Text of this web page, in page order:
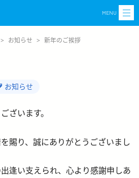
MENU
> お知らせ > 新年のご挨拶
お知らせ
ざいます。
賜り、誠にありがとうございまし
逢い支えられ、心より感謝申しあ